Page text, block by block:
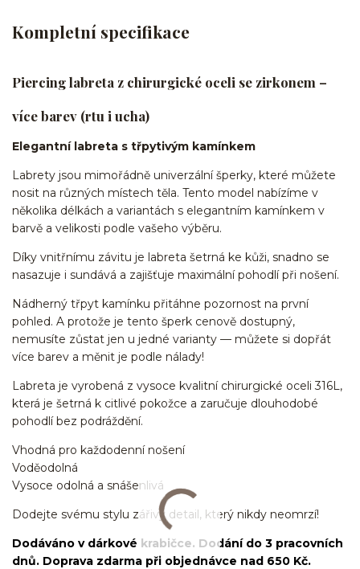
Kompletní specifikace
Piercing labreta z chirurgické oceli se zirkonem –
více barev (rtu i ucha)
Elegantní labreta s třpytivým kamínkem
Labrety jsou mimořádně univerzální šperky, které můžete
nosit na různých místech těla. Tento model nabízíme v
několika délkách a variantách s elegantním kamínkem v
barvě a velikosti podle vašeho výběru.
Díky vnitřnímu závitu je labreta šetrná ke kůži, snadno se
nasazuje i sundává a zajišťuje maximální pohodlí při nošení.
Nádherný třpyt kamínku přitáhne pozornost na první
pohled. A protože je tento šperk cenově dostupný,
nemusíte zůstat jen u jedné varianty — můžete si dopřát
více barev a měnit je podle nálady!
Labreta je vyrobená z vysoce kvalitní chirurgické oceli 316L,
která je šetrná k citlivé pokožce a zaručuje dlouhodobé
pohodlí bez podráždění.
Vhodná pro každodenní nošení
Voděodolná
Vysoce odolná a snášenlivá
Dodejte svému stylu zářivý detail, který nikdy neomrzí!
Dodáváno v dárkové krabičce. Dodání do 3 pracovních
dnů. Doprava zdarma při objednávce nad 650 Kč.